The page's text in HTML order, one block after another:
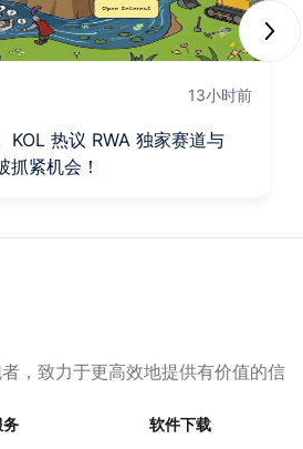
13小时前
KOL 热议 RWA 独家赛道与
抓紧机会！
，致力于更高效地提供有价值的信
务 软件下载